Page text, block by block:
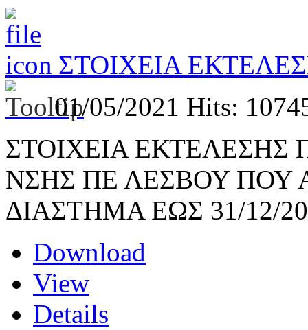
ΣΤΟΙΧΕΙΑ
01/05/2021 Hits:
ΣΤΟΙΧΕΙΑ
ΝΣΗΣ ΠΕ ΛΕΣΒΟΥ ΠΟΥ
ΔΙΑΣΤΗΜΑ ΕΩΣ 31/12/
Download
View
Details